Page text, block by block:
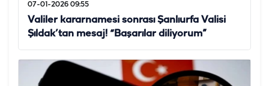
07-01-2026 09:55
Valiler kararnamesi sonrası Şanlıurfa Valisi
Şıldak’tan mesaj! “Başarılar diliyorum”